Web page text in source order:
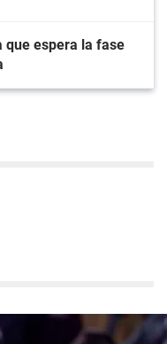
que espera la fase